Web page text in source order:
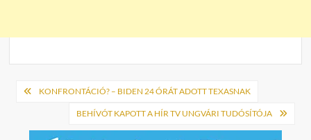
Bejegyzés
navigáció
KONFRONTÁCIÓ? – BIDEN 24 ÓRÁT ADOTT TEXASNAK
BEHÍVÓT KAPOTT A HÍR TV UNGVÁRI TUDÓSÍTÓJA